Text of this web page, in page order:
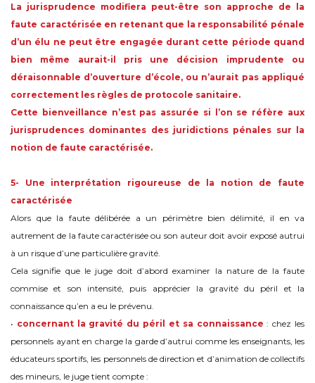
La jurisprudence modifiera peut-être son approche de la
faute caractérisée en retenant que la responsabilité pénale
d’un élu ne peut être engagée durant cette période quand
bien même aurait-il pris une décision imprudente ou
déraisonnable d’ouverture d’école, ou n’aurait pas appliqué
correctement les règles de protocole sanitaire.
Cette bienveillance n’est pas assurée si l’on se réfère aux
jurisprudences dominantes des juridictions pénales sur la
notion de faute caractérisée.
5- Une interprétation rigoureuse de la notion de faute
caractérisée
Alors que la faute délibérée a un périmètre bien délimité, il en va
autrement de la faute caractérisée ou son auteur doit avoir exposé autrui
à un risque d’une particulière gravité.
Cela signifie que le juge doit d’abord examiner la nature de la faute
commise et son intensité, puis apprécier la gravité du péril et la
connaissance qu’en a eu le prévenu.
• concernant la gravité du péril et sa connaissance: chez les
personnels ayant en charge la garde d’autrui comme les enseignants, les
éducateurs sportifs, les personnels de direction et d’animation de collectifs
des mineurs, le juge tient compte :